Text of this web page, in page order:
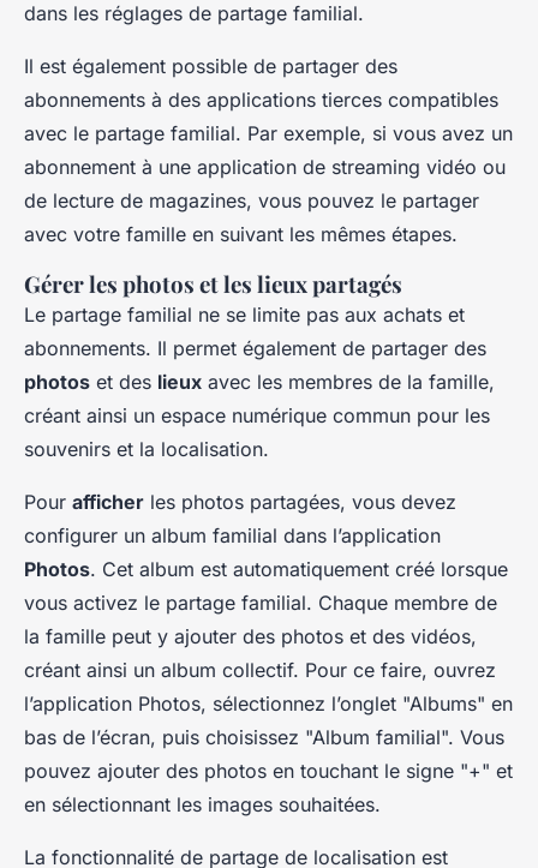
dans les réglages de partage familial.
Il est également possible de partager des
abonnements à des applications tierces compatibles
avec le partage familial. Par exemple, si vous avez un
abonnement à une application de streaming vidéo ou
de lecture de magazines, vous pouvez le partager
avec votre famille en suivant les mêmes étapes.
Gérer les photos et les lieux partagés
Le partage familial ne se limite pas aux achats et
abonnements. Il permet également de partager des
photos et des lieux avec les membres de la famille,
créant ainsi un espace numérique commun pour les
souvenirs et la localisation.
Pour afficher les photos partagées, vous devez
configurer un album familial dans l’application
Photos. Cet album est automatiquement créé lorsque
vous activez le partage familial. Chaque membre de
la famille peut y ajouter des photos et des vidéos,
créant ainsi un album collectif. Pour ce faire, ouvrez
l’application Photos, sélectionnez l’onglet "Albums" en
bas de l’écran, puis choisissez "Album familial". Vous
pouvez ajouter des photos en touchant le signe "+" et
en sélectionnant les images souhaitées.
La fonctionnalité de partage de localisation est